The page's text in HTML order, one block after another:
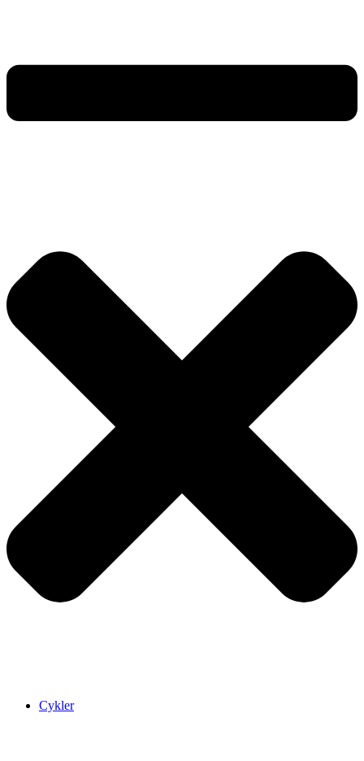
Cykler